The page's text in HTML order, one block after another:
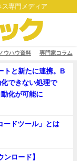
専門メディア
ノウハウ資料 専門家コラム
トと新たに連携。B
できない処理で
化が可能に
ードツール」とは
ロード】